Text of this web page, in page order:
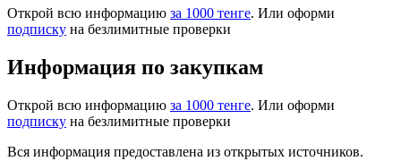
Открой всю информацию за 1000 тенге. Или оформи
подписку на безлимитные проверки
Информация по закупкам
Открой всю информацию за 1000 тенге. Или оформи
подписку на безлимитные проверки
Вся информация предоставлена из открытых источников.